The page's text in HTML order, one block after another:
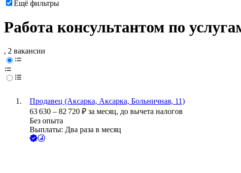
Ещё фильтры
Работа консультантом по
, 2 вакансии
Продавец (Аксарка, Аксарка, Больничная, 11)
63 630 – 82 720 ₽ за месяц, до вычета налогов
Без опыта
Выплаты: Два раза в месяц